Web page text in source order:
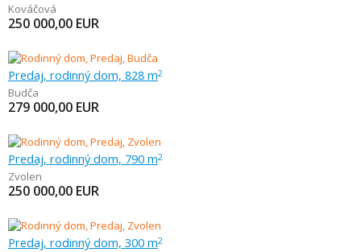
Kováčová
250 000,00 EUR
Predaj, rodinný dom, 828 m2
Budča
279 000,00 EUR
Predaj, rodinný dom, 790 m2
Zvolen
250 000,00 EUR
Predaj, rodinný dom, 300 m2